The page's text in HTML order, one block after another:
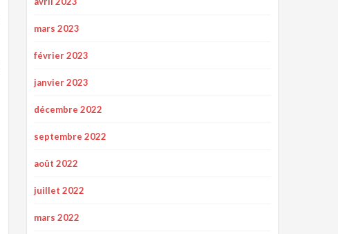
mars 2023
février 2023
janvier 2023
décembre 2022
septembre 2022
août 2022
juillet 2022
mars 2022